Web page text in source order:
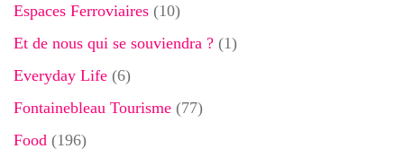
Espaces Ferroviaires (10)
Et de nous qui se souviendra ? (1)
Everyday Life (6)
Fontainebleau Tourisme (77)
Food (196)